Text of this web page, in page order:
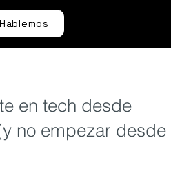
Hablemos
en tech desde
no empezar desde